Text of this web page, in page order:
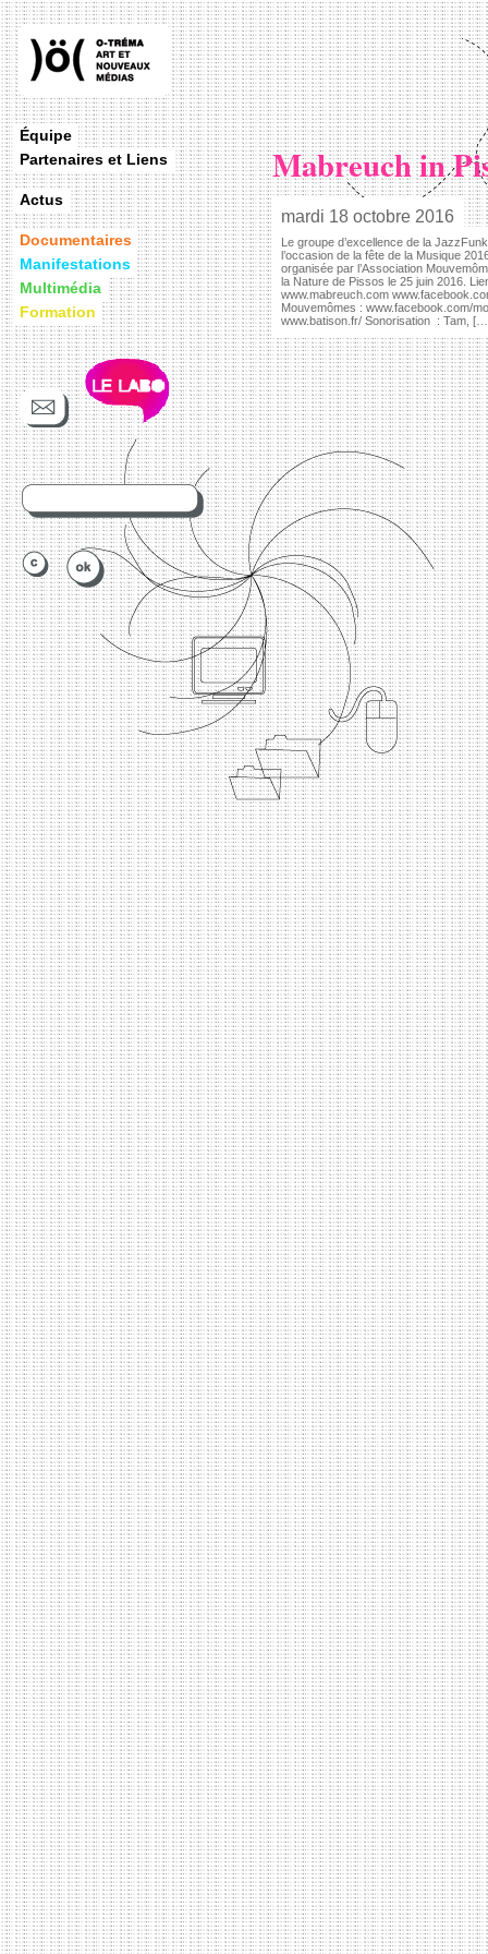
Mabreuch in
mardi 18 octobre 2016
Le groupe d’excellence de la
l’occasion de la fête de la Musique
organisée par l’Association
la Nature de Pissos le 25 juin 2016.
www.mabreuch.com
Mouvemômes : www.facebook.com/
www.batison.fr/ Sonorisation : Tam,
Équipe
Partenaires et Liens
Actus
Documentaires
Manifestations
Multimédia
Formation